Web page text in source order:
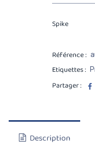
Spike
Référence :
Etiquettes :
Partager :
Description